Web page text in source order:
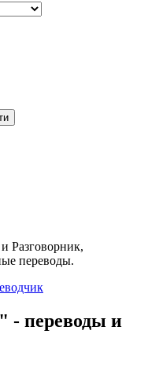
Разговорник,
переводы.
- переводы и